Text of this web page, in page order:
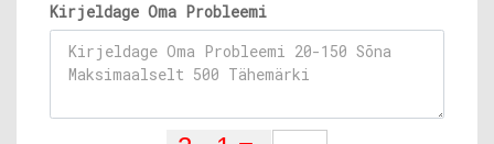
Kirjeldage Oma Probleemi